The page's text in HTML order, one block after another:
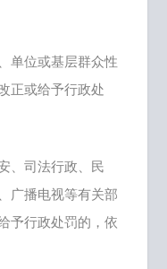
单位或基层群众性
正或给予行政处
、司法行政、民
广播电视等有关部
予行政处罚的，依